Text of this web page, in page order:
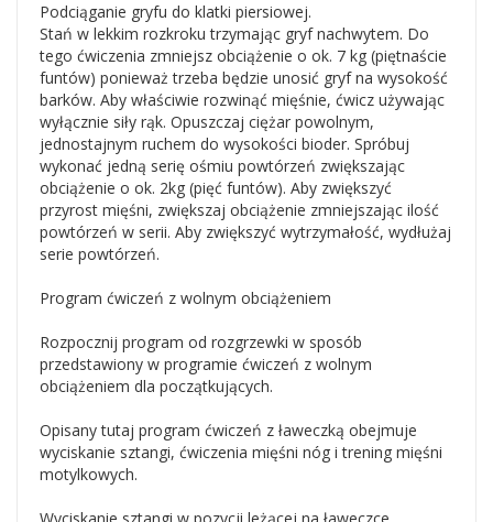
Podciąganie gryfu do klatki piersiowej.
Stań w lekkim rozkroku trzymając gryf nachwytem. Do
tego ćwiczenia zmniejsz obciążenie o ok. 7 kg (piętnaście
funtów) ponieważ trzeba będzie unosić gryf na wysokość
barków. Aby właściwie rozwinąć mięśnie, ćwicz używając
wyłącznie siły rąk. Opuszczaj ciężar powolnym,
jednostajnym ruchem do wysokości bioder. Spróbuj
wykonać jedną serię ośmiu powtórzeń zwiększając
obciążenie o ok. 2kg (pięć funtów). Aby zwiększyć
przyrost mięśni, zwiększaj obciążenie zmniejszając ilość
powtórzeń w serii. Aby zwiększyć wytrzymałość, wydłużaj
serie powtórzeń.
Program ćwiczeń z wolnym obciążeniem
Rozpocznij program od rozgrzewki w sposób
przedstawiony w programie ćwiczeń z wolnym
obciążeniem dla początkujących.
Opisany tutaj program ćwiczeń z ławeczką obejmuje
wyciskanie sztangi, ćwiczenia mięśni nóg i trening mięśni
motylkowych.